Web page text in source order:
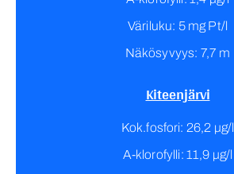
Väriluku: 5 mg Pt/l
Näkösyvyys: 7,7 m
Kiteenjärvi
Kok.fosfori: 26,2 µg/l
A-klorofylli: 11,9 µg/l